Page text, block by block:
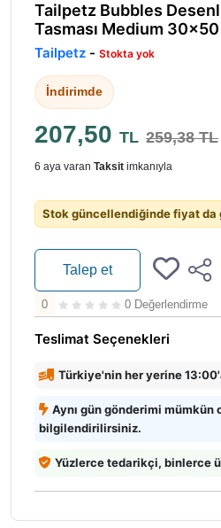
Tailpetz Bubbles
Tasması Medium 30x50
Tailpetz - Stokta yok
İndirimde
207,50 TL 259,38 TL
6 aya varan Taksit imkanıyla
Stok güncellendiğinde fiyat da
Talep et
0 0 Değerlendirme
Teslimat Seçenekleri
Türkiye'nin her yerine
Aynı gün gönderimi
bilgilendirilirsiniz.
Yüzlerce tedarikçi, binlerce